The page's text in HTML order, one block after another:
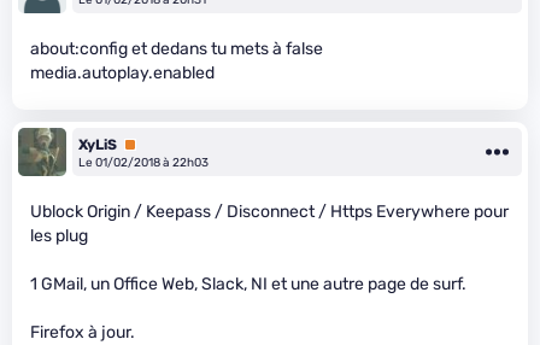
about:config et dedans tu mets à false
media.autoplay.enabled
XyLiS Premium
Le 01/02/2018 à 22h03
Ublock Origin / Keepass / Disconnect / Https Everywhere pour
les plug
1 GMail, un Office Web, Slack, NI et une autre page de surf.
Firefox à jour.